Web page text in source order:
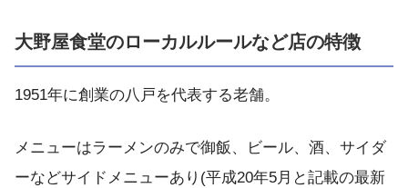
大野屋食堂のローカルルールなど店の特徴
1951年に創業の八戸を代表する老舗。
メニューはラーメンのみで御飯、ビール、酒、サイダ
ーなどサイドメニューあり(平成20年5月と記載の最新